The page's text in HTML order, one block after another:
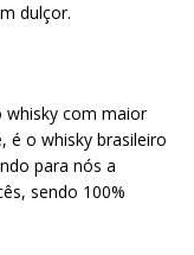
dulçor.
whisky com maior
é o whisky brasileiro
para nós a
sendo 100%